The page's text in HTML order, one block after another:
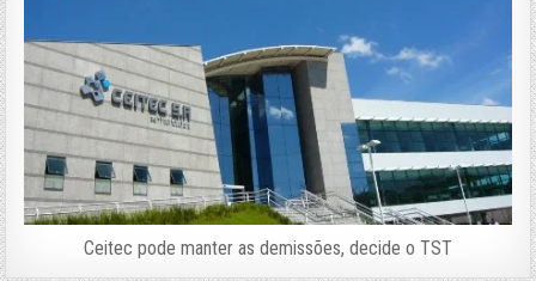
Ceitec pode manter as demissões, decide o TST